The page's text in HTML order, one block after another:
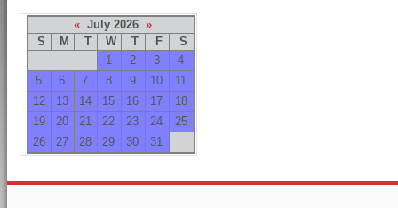
« July 2026»
S
M T W T F
S
1
2 3
4
5
6 7 8 9 10
11
12
13 14 15 16 17
18
19
20 21 22 23 24
25
26
27 28 29 30 31